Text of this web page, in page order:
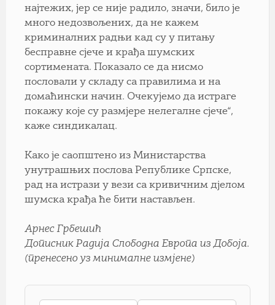
најтежих, јер се није радило, значи, било је
много недозвољених, да не кажем
криминалних радњи кад су у питању
бесправне сјече и крађа шумских
сортимената. Показало се да нисмо
пословали у складу са правилима и на
домаћински начин. Очекујемо да истраге
покажу које су размјере нелегалне сјече“,
каже синдикалац.
Како је саопштено из Министарства
унутрашњих послова Републике Српске,
рад на истрази у вези са кривичним дјелом
шумска крађа ће бити настављен.
Арнес Грбешић
Дописник Радија Слободна Европа из Добоја.
(пренесено уз минималне измјене)